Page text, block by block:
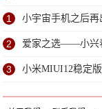
了？
1 小宇宙手机之后
2 爱家之选——小兴
3 小米MIUI12稳定